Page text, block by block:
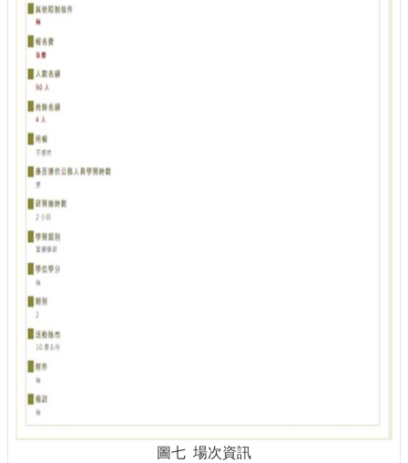
圖七 場次資訊